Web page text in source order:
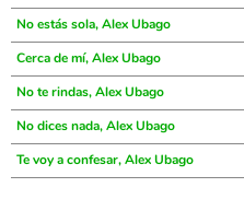
No estás sola, Alex Ubago
Cerca de mí, Alex Ubago
No te rindas, Alex Ubago
No dices nada, Alex Ubago
Te voy a confesar, Alex Ubago